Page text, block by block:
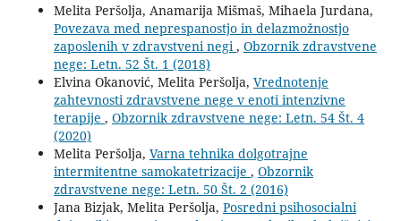
Melita Peršolja, Anamarija Mišmaš, Mihaela Jurdana,
Povezava med neprespanostjo in delazmožnostjo
zaposlenih v zdravstveni negi, Obzornik zdravstvene
nege: Letn. 52 Št. 1 (2018)
Elvina Okanović, Melita Peršolja, Vrednotenje
zahtevnosti zdravstvene nege v enoti intenzivne
terapije , Obzornik zdravstvene nege: Letn. 54 Št. 4
(2020)
Melita Peršolja, Varna tehnika dolgotrajne
intermitentne samokatetrizacije , Obzornik
zdravstvene nege: Letn. 50 Št. 2 (2016)
Jana Bizjak, Melita Peršolja, Posredni psihosocialni